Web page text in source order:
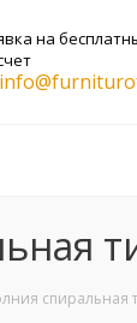
на
спиральная